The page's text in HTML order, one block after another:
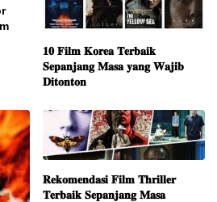
𝟏𝟎 𝐅𝐢𝐥𝐦 𝐊𝐨𝐫𝐞𝐚 𝐓𝐞𝐫𝐛𝐚𝐢𝐤
𝐒𝐞𝐩𝐚𝐧𝐣𝐚𝐧𝐠 𝐌𝐚𝐬𝐚 𝐲𝐚𝐧𝐠 𝐖𝐚𝐣𝐢𝐛
𝐃𝐢𝐭𝐨𝐧𝐭𝐨𝐧
𝐑𝐞𝐤𝐨𝐦𝐞𝐧𝐝𝐚𝐬𝐢 𝐅𝐢𝐥𝐦 𝐓𝐡𝐫𝐢𝐥𝐥𝐞𝐫
𝐓𝐞𝐫𝐛𝐚𝐢𝐤 𝐒𝐞𝐩𝐚𝐧𝐣𝐚𝐧𝐠 𝐌𝐚𝐬𝐚